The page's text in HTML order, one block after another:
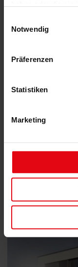
Notwendig
Präferenzen
Statistiken
Marketing